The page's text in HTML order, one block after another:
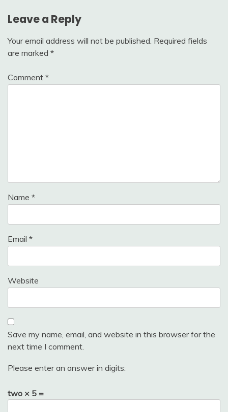
Leave a Reply
Your email address will not be published. Required fields
are marked *
Comment *
Name *
Email *
Website
Save my name, email, and website in this browser for the
next time I comment.
Please enter an answer in digits:
two × 5 =